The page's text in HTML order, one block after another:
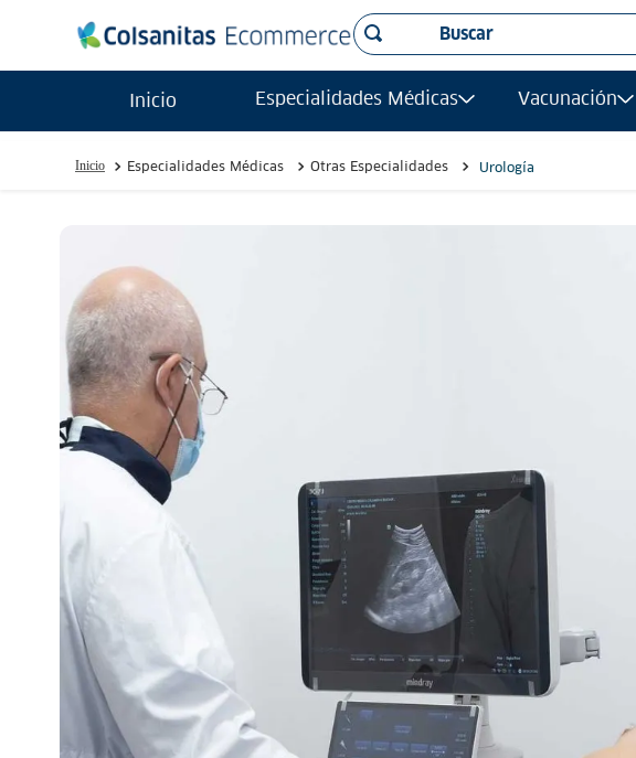
Buscar
Inicio Especialidades Médicas Vacunación
Especialidades Médicas Otras Especialidades Urología
4. resonancia magnetica